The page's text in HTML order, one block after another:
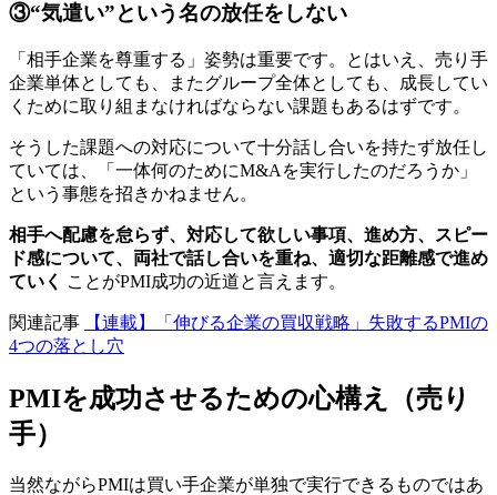
③“気遣い”という名の放任をしない
「相手企業を尊重する」姿勢は重要です。とはいえ、売り手
企業単体としても、またグループ全体としても、成長してい
くために取り組まなければならない課題もあるはずです。
そうした課題への対応について十分話し合いを持たず放任し
ていては、「一体何のためにM&Aを実行したのだろうか」
という事態を招きかねません。
相手へ配慮を怠らず、対応して欲しい事項、進め方、スピー
ド感について、両社で話し合いを重ね、適切な距離感で進め
ていく
ことがPMI成功の近道と言えます。
関連記事
【連載】「伸びる企業の買収戦略」失敗するPMIの
4つの落とし穴
PMIを成功させるための心構え（売り
手）
当然ながらPMIは買い手企業が単独で実行できるものではあ